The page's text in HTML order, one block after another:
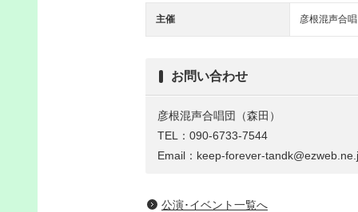
主催 彦根混声合
お問い合わせ
彦根混声合唱団（森田）
TEL：090-6733-7544
Email：keep-forever-
公演･イベント一覧へ